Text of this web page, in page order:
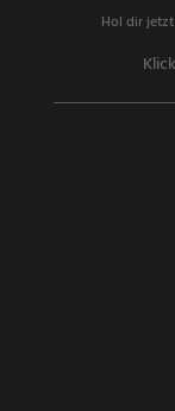
Hol dir